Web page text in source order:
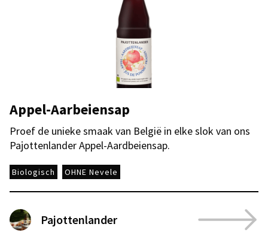
Appel-Aarbeiensap
Proef de unieke smaak van België in elke slok van ons
Pajottenlander Appel-Aardbeiensap.
Biologisch OHNE Nevele
Pajottenlander